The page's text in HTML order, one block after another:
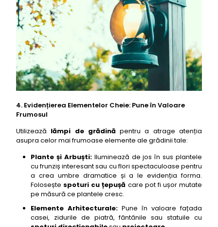
4. Evidențierea Elementelor Cheie: Pune în Valoare
Frumosul
Utilizează lămpi de grădină pentru a atrage atenția
asupra celor mai frumoase elemente ale grădinii tale:
Plante și Arbuști:Iluminează de jos în sus plantele
cu frunziș interesant sau cu flori spectaculoase pentru
a crea umbre dramatice și a le evidenția forma.
Folosește spoturi cu țepușă care pot fi ușor mutate
pe măsură ce plantele cresc.
Elemente Arhitecturale: Pune în valoare fațada
casei, zidurile de piatră, fântânile sau statuile cu